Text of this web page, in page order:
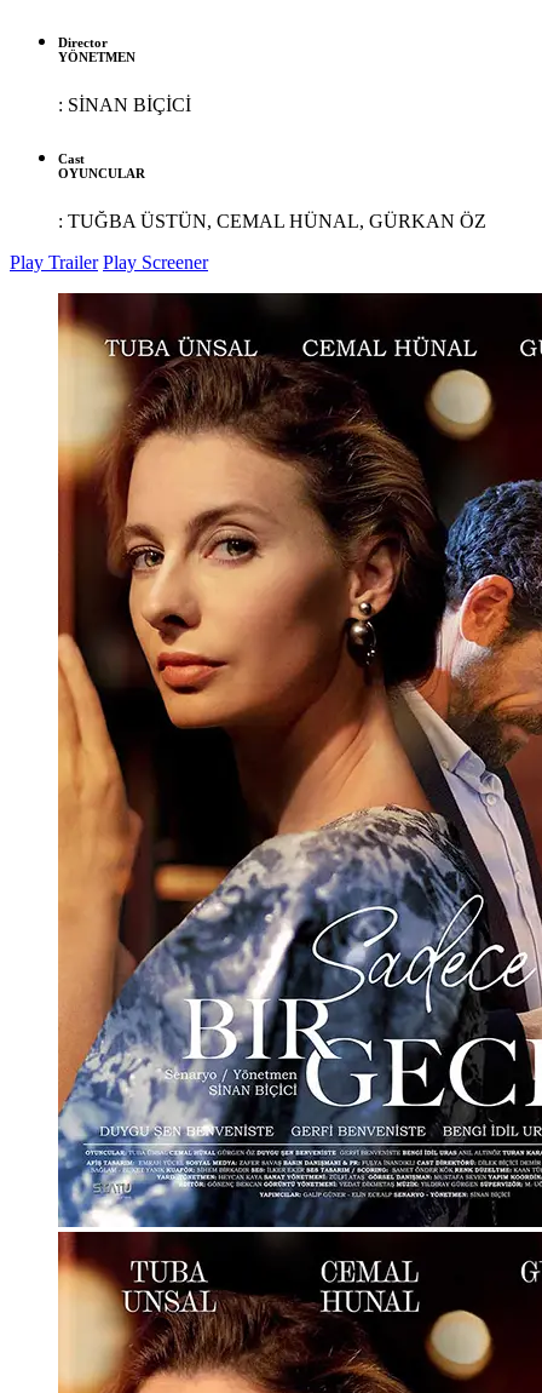
Director
YÖNETMEN
: SİNAN BİÇİCİ
Cast
OYUNCULAR
: TUĞBA ÜSTÜN, CEMAL HÜNAL, GÜRKAN ÖZ
Play Trailer Play Screener